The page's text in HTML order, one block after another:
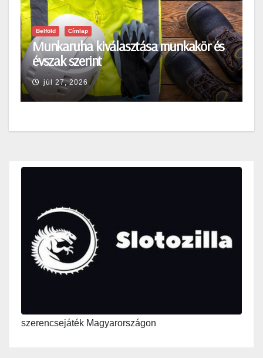
Belföld Címlap
Munkaruha kiválasztása munkakör és
évszak szerint
júl 27, 2026
szerencsejáték Magyarországon